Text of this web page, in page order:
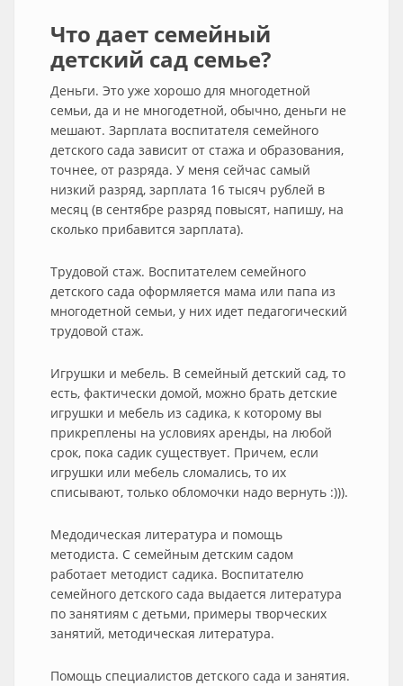
Что дает семейный
детский сад семье?
Деньги. Это уже хорошо для многодетной
семьи, да и не многодетной, обычно, деньги не
мешают. Зарплата воспитателя семейного
детского сада зависит от стажа и образования,
точнее, от разряда. У меня сейчас самый
низкий разряд, зарплата 16 тысяч рублей в
месяц (в сентябре разряд повысят, напишу, на
сколько прибавится зарплата).
Трудовой стаж. Воспитателем семейного
детского сада оформляется мама или папа из
многодетной семьи, у них идет педагогический
трудовой стаж.
Игрушки и мебель. В семейный детский сад, то
есть, фактически домой, можно брать детские
игрушки и мебель из садика, к которому вы
прикреплены на условиях аренды, на любой
срок, пока садик существует. Причем, если
игрушки или мебель сломались, то их
списывают, только обломочки надо вернуть :))).
Медодическая литература и помощь
методиста. С семейным детским садом
работает методист садика. Воспитателю
семейного детского сада выдается литература
по занятиям с детьми, примеры творческих
занятий, методическая литература.
Помощь специалистов детского сада и занятия.